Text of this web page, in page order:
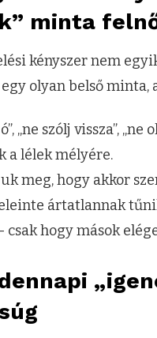
minta
kényszer nem
egy olyan belső
„ne szólj vissza”,
a lélek mélyére.
meg, hogy akkor
ártatlannak
csak hogy mások